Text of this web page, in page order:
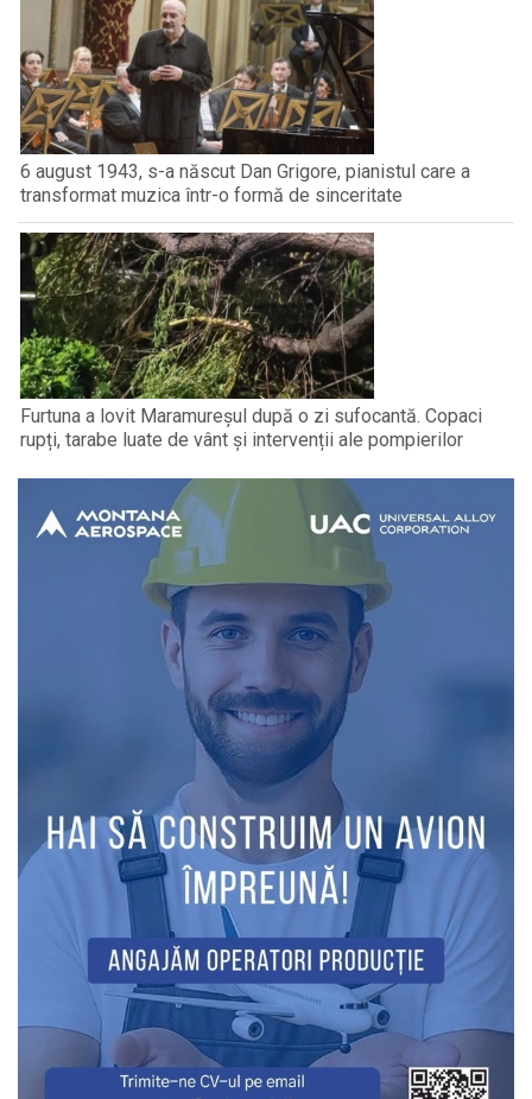
6 august 1943, s-a născut Dan Grigore, pianistul care a
transformat muzica într-o formă de sinceritate
Furtuna a lovit Maramureșul după o zi sufocantă. Copaci
rupți, tarabe luate de vânt și intervenții ale pompierilor